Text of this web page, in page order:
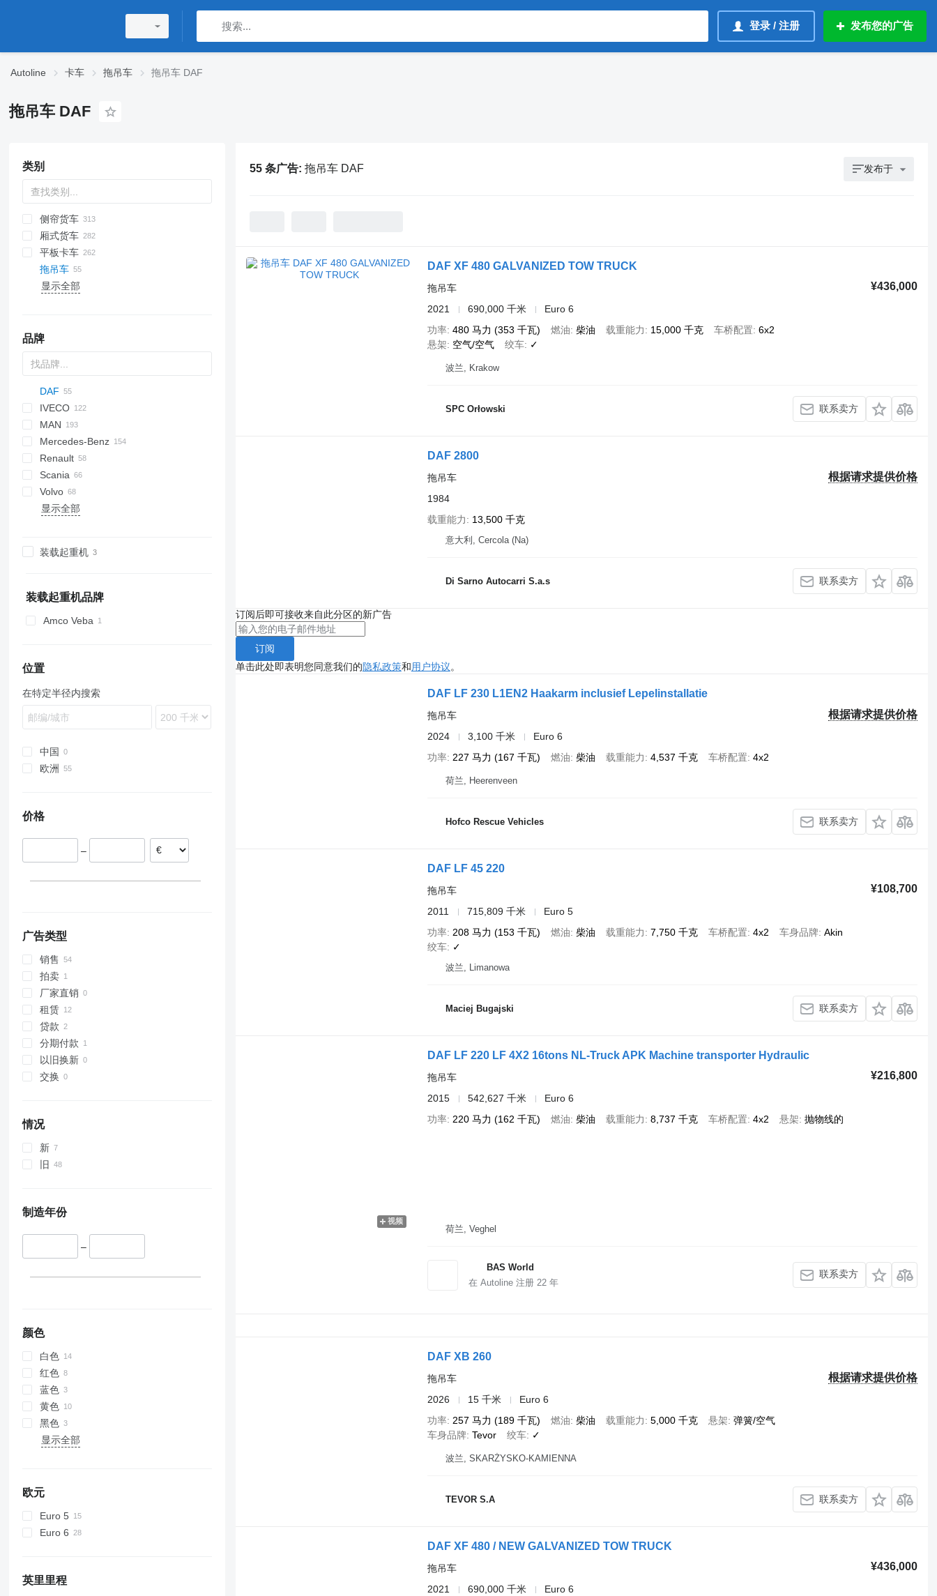
登录 / 注册 发布您的广告
Autoline 卡车 拖吊车 拖吊车 DAF
拖吊车 DAF
类别
侧帘货车
厢式货车
平板卡车
拖吊车
显示全部
品牌
DAF
CF
CF 85
CF 85 360
CF 85 410
CF 310
CF 320
CF 340
CF 410
CF 450
LF
LF 45
LF 45 160
LF 55
LF 210 FA
XB
XB 230
XB 260
XF
XF 105
XF 460
XF 480
Ram
Ranger
IVECO
Daily
EuroCargo
Eurotrakker
Stralis
Trakker
ELF
Forward
M-Series
NPR
Defender
MAN
F90
L2000
LE
NL series
TGA
TGS
Mercedes-Benz
Actros
Antos
Arocs
Atego
Unimog
Vario
Canter
Canter
Cabstar
Movano
Boxer
Renault
C-series
D-series
Kerax
Midliner
Premium
TRM
Scania
Century
G-series
R-series
E-series
C5H
148
815
Dyna
Land Cruiser
Crafter
Volvo
FE
FM
N-series
显示全部
装载起重机
装载起重机品牌
Amco Veba
位置
在特定半径内搜索
中国
欧洲
罗马尼亚
价格
–
广告类型
销售
拍卖
厂家直销
租赁
贷款
分期付款
以旧换新
交换
情况
新
旧
制造年份
–
颜色
白色
红色
蓝色
黄色
黑色
显示全部
欧元
Euro 5
Euro 6
英里里程
55 条广告: 拖吊车 DAF 发布于
DAF XF 480 GALVANIZED TOW TRUCK
¥436,000
拖吊车
2021
690,000 千米
Euro 6
功率 480 马力 (353 千瓦) 燃油 柴油 载重能力 15,000 千克 车桥配置 6x2
悬架
空气/空气 绞车 ✓
波兰, Krakow
SPC Orłowski 联系卖方
DAF 2800
根据请求提供价格
拖吊车
1984
载重能力
13,500 千克
意大利, Cercola (Na)
Di Sarno Autocarri S.a.s 联系卖方
订阅后即可接收来自此分区的新广告
订阅
单击此处即表明您同意我们的隐私政策和用户协议。
DAF LF 230 L1EN2 Haakarm inclusief Lepelinstallatie
根据请求提供价格
拖吊车
2024
3,100 千米
Euro 6
功率 227 马力 (167 千瓦) 燃油 柴油 载重能力 4,537 千克 车桥配置 4x2
荷兰, Heerenveen
Hofco Rescue Vehicles 联系卖方
DAF LF 45 220
¥108,700
拖吊车
2011
715,809 千米
Euro 5
功率 208 马力 (153 千瓦) 燃油 柴油 载重能力 7,750 千克 车桥配置 4x2 车身品牌 Akin
绞车
✓
波兰, Limanowa
Maciej Bugajski 联系卖方
视频
DAF LF 220 LF 4X2 16tons NL-Truck APK Machine transporter Hydraulic
¥216,800
拖吊车
2015
542,627 千米
Euro 6
功率 220 马力 (162 千瓦) 燃油 柴油 载重能力 8,737 千克 车桥配置 4x2 悬架 抛物线的
荷兰, Veghel
BAS World
在 Autoline 注册 22年
联系卖方
DAF XB 260
根据请求提供价格
拖吊车
2026
15 千米
Euro 6
功率 257 马力 (189 千瓦) 燃油 柴油 载重能力 5,000 千克 悬架 弹簧/空气
车身品牌 Tevor 绞车 ✓
波兰, SKARŻYSKO-KAMIENNA
TEVOR S.A 联系卖方
DAF XF 480 / NEW GALVANIZED TOW TRUCK
¥436,000
拖吊车
2021
690,000 千米
Euro 6